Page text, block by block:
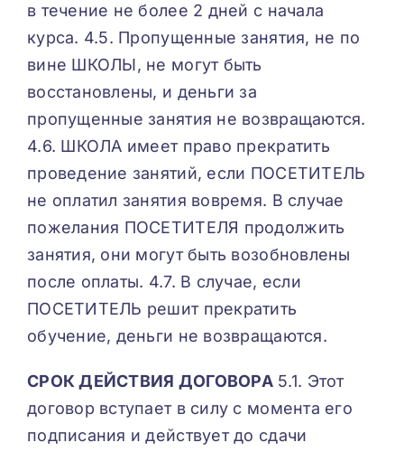
в течение не более 2 дней с начала
курса. 4.5. Пропущенные занятия, не по
вине ШКОЛЫ, не могут быть
восстановлены, и деньги за
пропущенные занятия не возвращаются.
4.6. ШКОЛА имеет право прекратить
проведение занятий, если ПОСЕТИТЕЛЬ
не оплатил занятия вовремя. В случае
пожелания ПОСЕТИТЕЛЯ продолжить
занятия, они могут быть возобновлены
после оплаты. 4.7. В случае, если
ПОСЕТИТЕЛЬ решит прекратить
обучение, деньги не возвращаются.
СРОК ДЕЙСТВИЯ ДОГОВОРА5.1. Этот
договор вступает в силу с момента его
подписания и действует до сдачи